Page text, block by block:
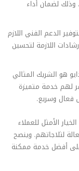
وذلك لضمان أداء
الدعم الفني اللازم
اللازمة لتحسين
هو الشريك المثالي
لهم خدمة متميزة
فعال وسريع.
الأمثل للعملاء
لثلاجاتهم. وينصح
على أفضل خدمة ممكنة